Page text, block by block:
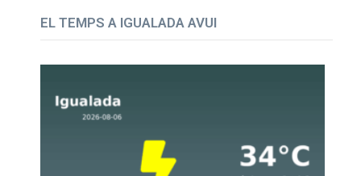
EL TEMPS A IGUALADA AVUI